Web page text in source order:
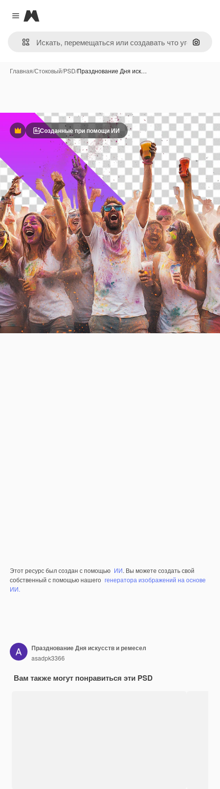
Close menu
Magnific
Поиск
Главная/Стоковый/PSD/Празднование Дня иск…
ПремиумСозданные при помощи ИИ
Этот ресурс был создан с помощью ИИ. Вы можете создать свой
собственный с помощью нашего генератора изображений на основе
ИИ.
Празднование Дня искусств и ремесел
asadpk3366
Вам также могут понравиться эти PSD